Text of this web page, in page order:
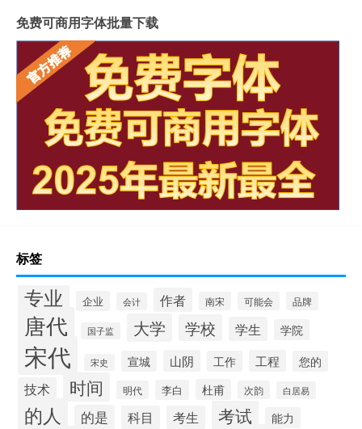
免费可商用字体批量下载
标签
专业 企业 会计 作者 南宋 可能会 品牌
唐代 国子监 大学 学校 学生 学院
宋代 宋史 宣城 山阴 工作 工程 您的
技术 时间 明代 李白 杜甫 次韵 白居易
的人 的是 科目 考生 考试 能力